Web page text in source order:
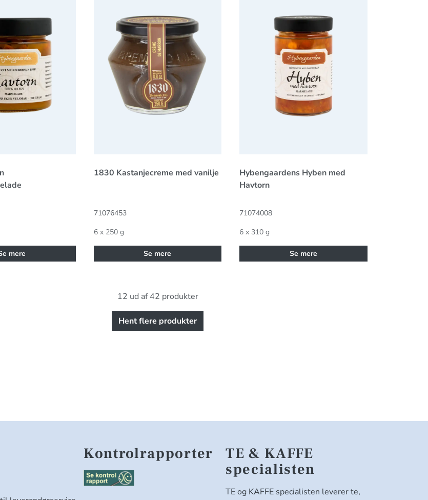
mere
1830 Kastanjecreme med vanilje
71076453
6 x 250 g
Se mere
Hybengaardens Hyben med
Havtorn
71074008
6 x 310 g
Se mere
12 ud af 42 produkter
Hent flere produkter
Kontrolrapporter
TE & KAFFE
specialisten
TE og KAFFE specialisten leverer te,